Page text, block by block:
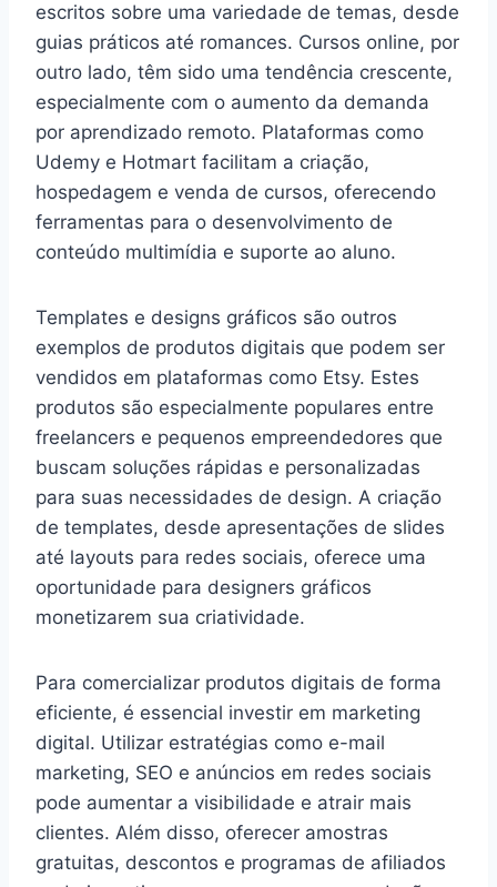
escritos sobre uma variedade de temas, desde
guias práticos até romances. Cursos online, por
outro lado, têm sido uma tendência crescente,
especialmente com o aumento da demanda
por aprendizado remoto. Plataformas como
Udemy e Hotmart facilitam a criação,
hospedagem e venda de cursos, oferecendo
ferramentas para o desenvolvimento de
conteúdo multimídia e suporte ao aluno.
Templates e designs gráficos são outros
exemplos de produtos digitais que podem ser
vendidos em plataformas como Etsy. Estes
produtos são especialmente populares entre
freelancers e pequenos empreendedores que
buscam soluções rápidas e personalizadas
para suas necessidades de design. A criação
de templates, desde apresentações de slides
até layouts para redes sociais, oferece uma
oportunidade para designers gráficos
monetizarem sua criatividade.
Para comercializar produtos digitais de forma
eficiente, é essencial investir em marketing
digital. Utilizar estratégias como e-mail
marketing, SEO e anúncios em redes sociais
pode aumentar a visibilidade e atrair mais
clientes. Além disso, oferecer amostras
gratuitas, descontos e programas de afiliados